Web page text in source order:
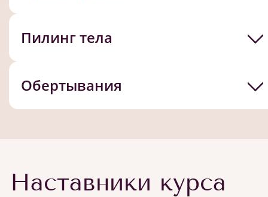
Пилинг тела
Обертывания
Наставники курса